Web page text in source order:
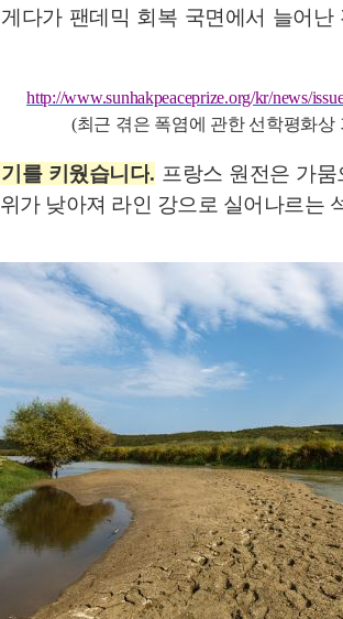
게다가 팬데믹 회복 국면에서 늘어
http://www.sunhakpeaceprize.org/kr/news/
(최근 겪은 폭염에 관한 선학평화상
를 키웠습니다. 프랑스 원전은 가
가 낮아져 라인 강으로 실어나르는